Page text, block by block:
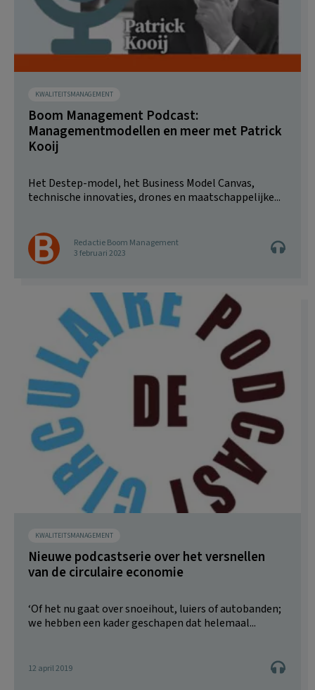
KWALITEITSMANAGEMENT
Boom Management Podcast:
Managementmodellen en meer met Patrick
Kooij
Het Destep-model, het Business Model Canvas,
technische innovaties, drones en maatschappelijke...
Redactie Boom Management
3 februari 2023
KWALITEITSMANAGEMENT
Nieuwe podcastserie over het versnellen
van de circulaire economie
‘Of het nu gaat over snoeihout, luiers of autobanden;
we hebben een kader geschapen dat helemaal...
12 april 2019